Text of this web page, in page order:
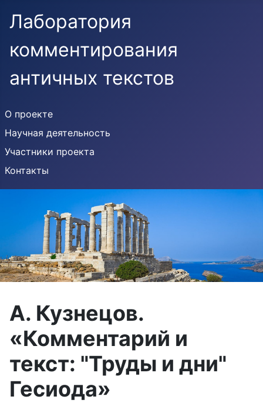
Лаборатория
комментирования
античных текстов
О проекте
Научная деятельность
Участники проекта
Контакты
А. Кузнецов.
«Комментарий и
текст: "Труды и дни"
Гесиода»